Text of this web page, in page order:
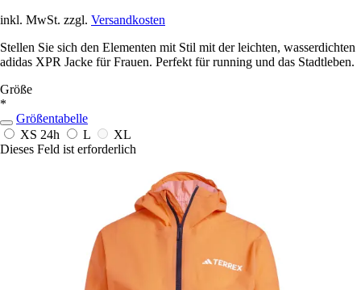
inkl. MwSt. zzgl. Versandkosten
Stellen Sie sich den Elementen mit Stil mit der leichten, wasserdichten
adidas XPR Jacke für Frauen. Perfekt für running und das Stadtleben.
Größe
*
Größentabelle
XS 24h L
XL
Dieses Feld ist erforderlich